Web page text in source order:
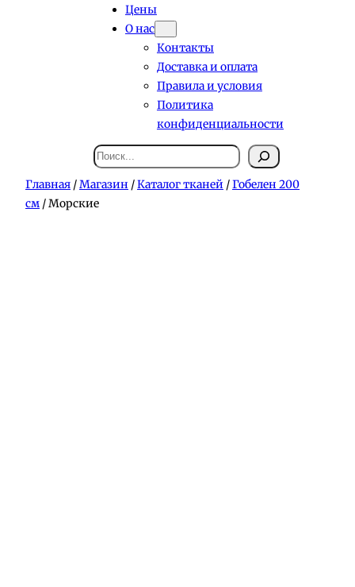
Цены
О нас
Контакты
Доставка и оплата
Правила и условия
Политика
конфиденциальности
Поиск
Главная /Магазин /Каталог тканей /Гобелен 200
см / Морские